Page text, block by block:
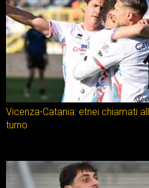
Vicenza-Catania: etnei chiamati
turno